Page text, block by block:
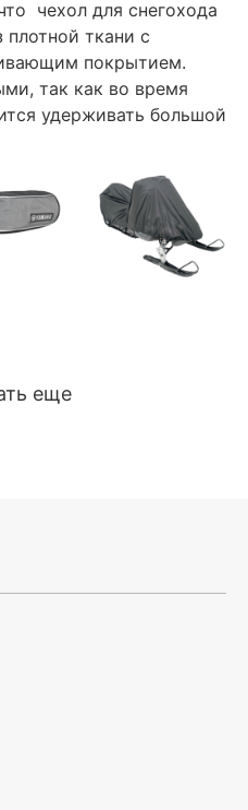
чехол для снегохода
ткани с
покрытием.
так как во время
удерживать большой
еще